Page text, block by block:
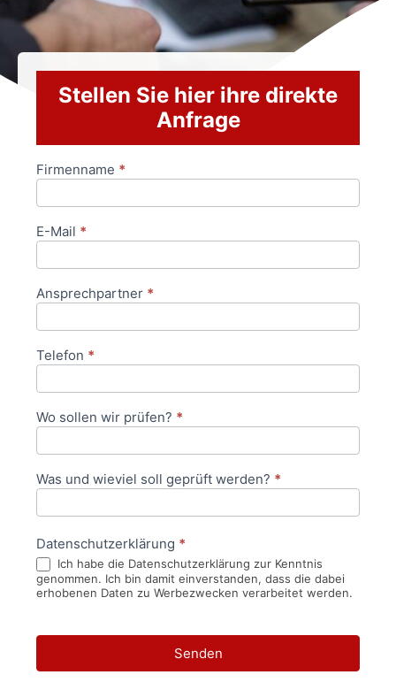
Stellen Sie hier ihre direkte
Anfrage
Anfrageformular
Firmenname *
E-Mail *
Ansprechpartner *
Telefon *
Wo sollen wir prüfen? *
Was und wieviel soll geprüft werden? *
Datenschutzerklärung *
Ich habe die Datenschutzerklärung zur Kenntnis
genommen. Ich bin damit einverstanden, dass die dabei
erhobenen Daten zu Werbezwecken verarbeitet werden.
Senden